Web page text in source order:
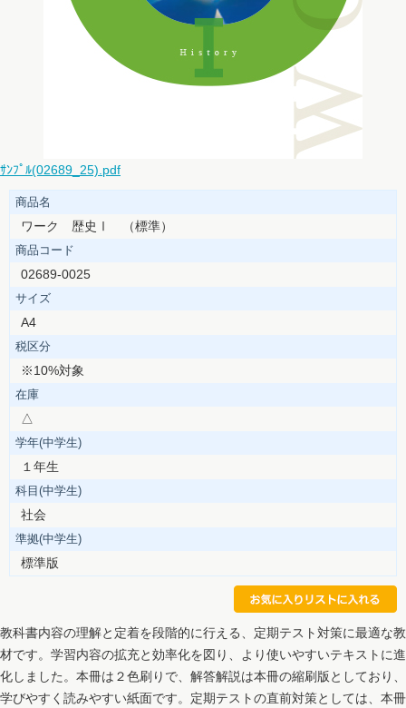
ｻﾝﾌﾟﾙ(02689_25).pdf
商品名
ワーク 歴史Ⅰ （標準）
商品コード
02689-0025
サイズ
A4
税区分
※10%対象
在庫
△
学年(中学生)
１年生
科目(中学生)
社会
準拠(中学生)
標準版
教科書内容の理解と定着を段階的に行える、定期テスト対策に最適な教
材です。学習内容の拡充と効率化を図り、より使いやすいテキストに進
化しました。本冊は２色刷りで、解答解説は本冊の縮刷版としており、
学びやすく読みやすい紙面です。定期テストの直前対策としては、本冊